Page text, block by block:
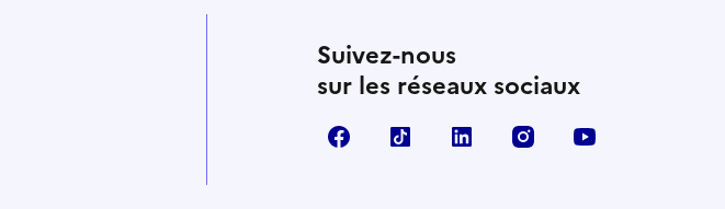
Suivez-nous
sur les réseaux sociaux
FacebookTikTok LinkedIn Instagram